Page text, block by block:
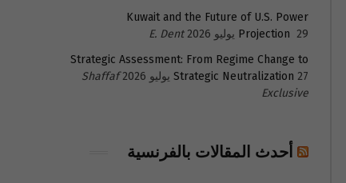
Kuwait and the Future of U.S. Power
Projection 29 يوليو 2026
E. Dent
Strategic Assessment: From Regime Change to
Strategic Neutralization 27 يوليو 2026
Shaffaf
Exclusive
أحدث المقالات بالفرنسية